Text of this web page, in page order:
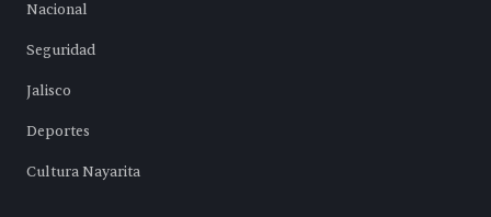
Nacional
Seguridad
Jalisco
Deportes
Cultura Nayarita